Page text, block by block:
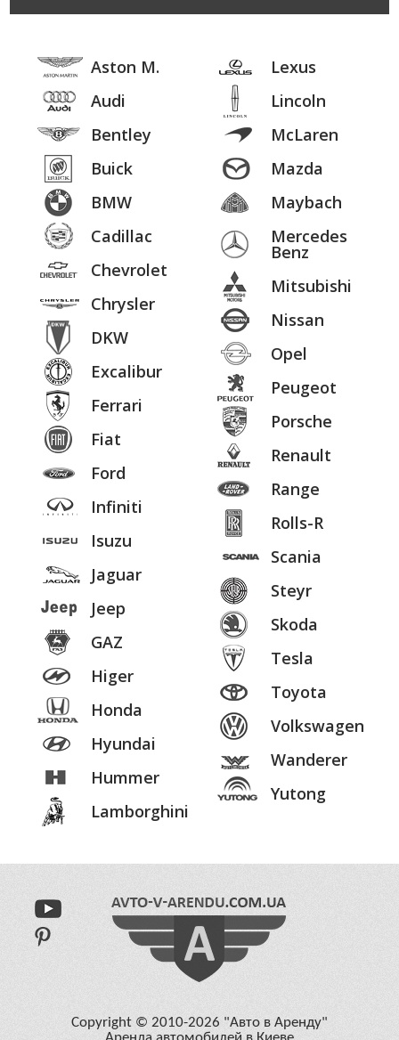
Aston M.
Audi
Bentley
Buick
BMW
Cadillac
Chevrolet
Chrysler
DKW
Excalibur
Ferrari
Fiat
Ford
Infiniti
Isuzu
Jaguar
Jeep
GAZ
Higer
Honda
Hyundai
Hummer
Lamborghini
Lexus
Lincoln
McLaren
Mazda
Maybach
Mercedes
Benz
Mitsubishi
Nissan
Opel
Peugeot
Porsche
Renault
Range
Rolls-R
Scania
Steyr
Skoda
Tesla
Toyota
Volkswagen
Wanderer
Yutong
Copyright © 2010-2026 "Авто в Аренду"